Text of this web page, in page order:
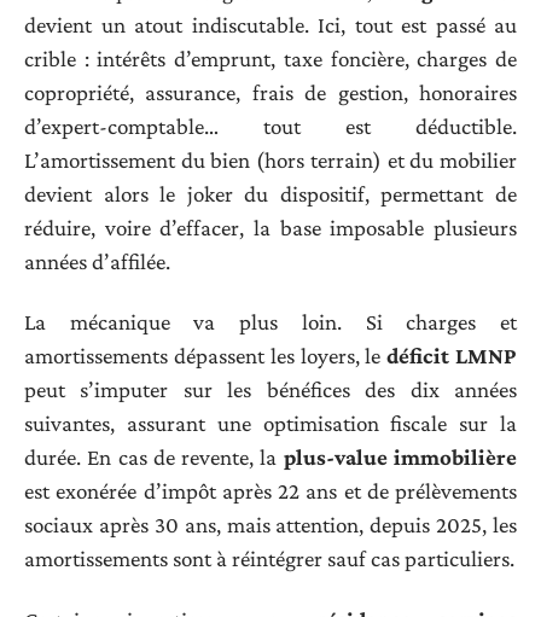
devient un atout indiscutable. Ici, tout est passé au
crible : intérêts d’emprunt, taxe foncière, charges de
copropriété, assurance, frais de gestion, honoraires
d’expert-comptable… tout est déductible.
L’amortissement du bien (hors terrain) et du mobilier
devient alors le joker du dispositif, permettant de
réduire, voire d’effacer, la base imposable plusieurs
années d’affilée.
La mécanique va plus loin. Si charges et
amortissements dépassent les loyers, ledéficit LMNP
peut s’imputer sur les bénéfices des dix années
suivantes, assurant une optimisation fiscale sur la
durée. En cas de revente, la plus-value immobilière
est exonérée d’impôt après 22 ans et de prélèvements
sociaux après 30 ans, mais attention, depuis 2025, les
amortissements sont à réintégrer sauf cas particuliers.